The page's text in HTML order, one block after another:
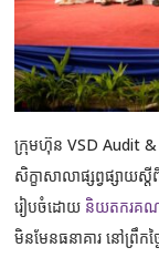
ក្រុមហ៊ុន VSD Audit &
សិក្ខាសាលាផ្សព្វផ្សាយស្
រៀបចំដោយ និយតករ​គណ
មិនមែនធនាគារ នៅព្រឹក